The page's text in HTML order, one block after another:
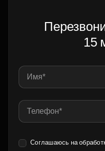
15
Соглашаюсь на